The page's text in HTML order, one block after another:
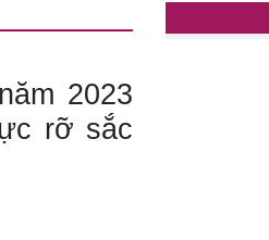
2023
rỡ sắc